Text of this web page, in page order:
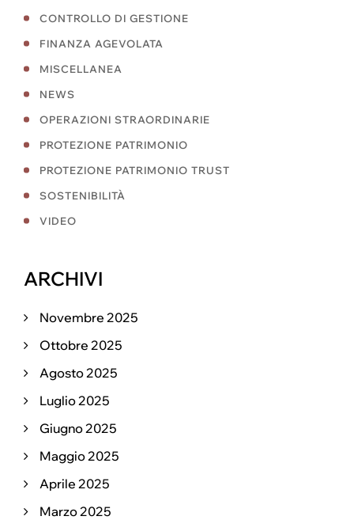
CONTROLLO DI GESTIONE
FINANZA AGEVOLATA
MISCELLANEA
NEWS
OPERAZIONI STRAORDINARIE
PROTEZIONE PATRIMONIO
PROTEZIONE PATRIMONIO TRUST
SOSTENIBILITÀ
VIDEO
ARCHIVI
Novembre 2025
Ottobre 2025
Agosto 2025
Luglio 2025
Giugno 2025
Maggio 2025
Aprile 2025
Marzo 2025